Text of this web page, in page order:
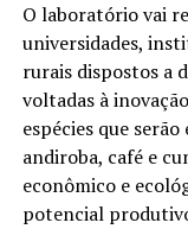
O laboratório vai
universidades,
rurais dispostos a
voltadas à
espécies que
andiroba, café e
econômico e
potencial